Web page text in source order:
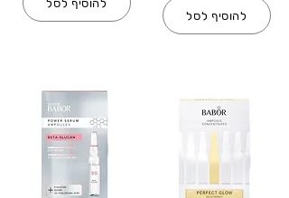
להוסיף לסל
להוסיף לסל